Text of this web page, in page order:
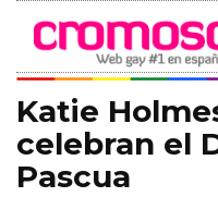
Katie
celebran el
Pascua